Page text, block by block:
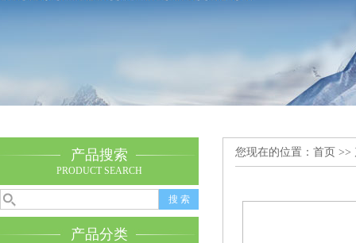
产品搜索
PRODUCT SEARCH
产品分类
您现在的位置： 首页 >>